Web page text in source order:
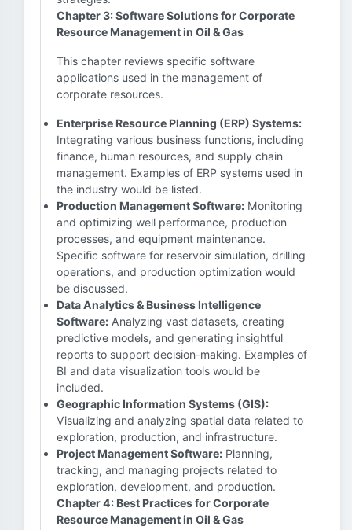
Chapter 3: Software Solutions for Corporate
Resource Management in Oil & Gas
This chapter reviews specific software
applications used in the management of
corporate resources.
Enterprise Resource Planning (ERP) Systems:
Integrating various business functions, including
finance, human resources, and supply chain
management. Examples of ERP systems used in
the industry would be listed.
Production Management Software: Monitoring
and optimizing well performance, production
processes, and equipment maintenance.
Specific software for reservoir simulation, drilling
operations, and production optimization would
be discussed.
Data Analytics & Business Intelligence
Software: Analyzing vast datasets, creating
predictive models, and generating insightful
reports to support decision-making. Examples of
BI and data visualization tools would be
included.
Geographic Information Systems (GIS):
Visualizing and analyzing spatial data related to
exploration, production, and infrastructure.
Project Management Software: Planning,
tracking, and managing projects related to
exploration, development, and production.
Chapter 4: Best Practices for Corporate
Resource Management in Oil & Gas